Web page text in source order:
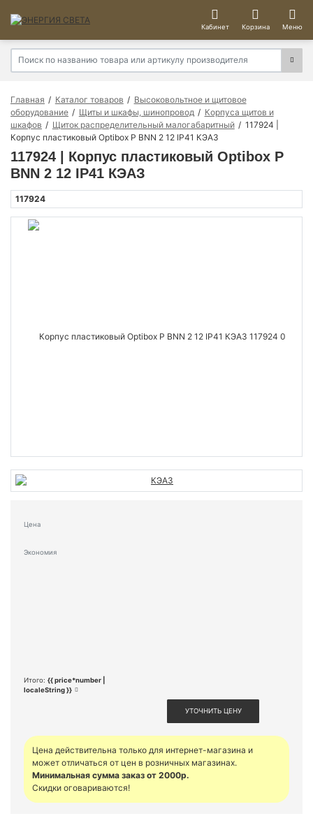
Кабинет Корзина Меню
Главная Каталог товаров
Высоковольтное и щитовое
оборудование
Щиты и шкафы, шинопровод
Корпуса щитов и
шкафов
Щиток распределительный малогабаритный
117924 |
Корпус пластиковый Optibox P BNN 2 12 IP41 КЭАЗ
117924 | Корпус пластиковый Optibox P
BNN 2 12 IP41 КЭАЗ
117924
Цена
Экономия
Итого: {{ price*number |
localeString }}
УТОЧНИТЬ ЦЕНУ
Цена действительна только для интернет-магазина и
может отличаться от цен в розничных магазинах.
Минимальная сумма заказ от 2000р.
Скидки оговариваются!